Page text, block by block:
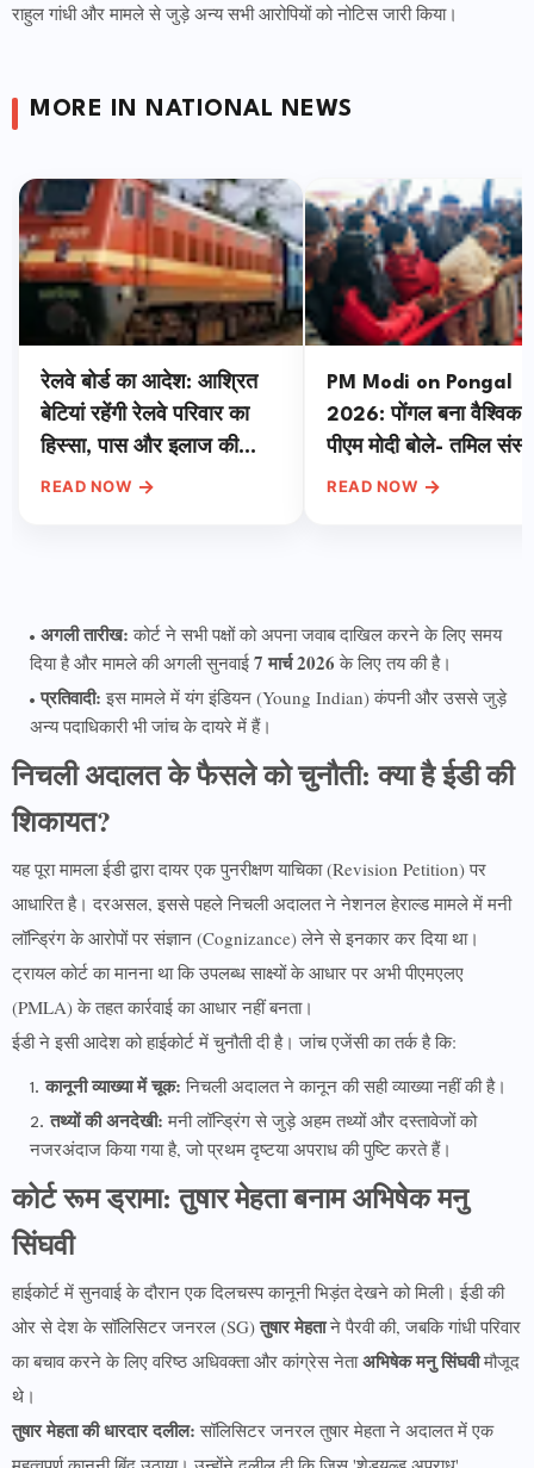
राहुल गांधी और मामले से जुड़े अन्य सभी आरोपियों को नोटिस जारी किया।
MORE IN NATIONAL NEWS
रेलवे बोर्ड का आदेश: आश्रित
बेटियां रहेंगी रेलवे परिवार का
हिस्सा, पास और इलाज की
सुविधा जारी
READ NOW →
PM Modi on Pongal
2026: पोंगल बना वैश्विक
पीएम मोदी बोले- तमिल
दुनिया की धरोहर, प्रकृति
READ NOW →
अगली तारीख: कोर्ट ने सभी पक्षों को अपना जवाब दाखिल करने के लिए समय
दिया है और मामले की अगली सुनवाई 7 मार्च 2026 के लिए तय की है।
प्रतिवादी: इस मामले में यंग इंडियन (Young Indian) कंपनी और उससे जुड़े
अन्य पदाधिकारी भी जांच के दायरे में हैं।
निचली अदालत के फैसले को चुनौती: क्या है ईडी की
शिकायत?
यह पूरा मामला ईडी द्वारा दायर एक पुनरीक्षण याचिका (Revision Petition) पर
आधारित है। दरअसल, इससे पहले निचली अदालत ने नेशनल हेराल्ड मामले में मनी
लॉन्ड्रिंग के आरोपों पर संज्ञान (Cognizance) लेने से इनकार कर दिया था।
ट्रायल कोर्ट का मानना था कि उपलब्ध साक्ष्यों के आधार पर अभी पीएमएलए
(PMLA) के तहत कार्रवाई का आधार नहीं बनता।
ईडी ने इसी आदेश को हाईकोर्ट में चुनौती दी है। जांच एजेंसी का तर्क है कि:
कानूनी व्याख्या में चूक: निचली अदालत ने कानून की सही व्याख्या नहीं की है।
तथ्यों की अनदेखी: मनी लॉन्ड्रिंग से जुड़े अहम तथ्यों और दस्तावेजों को
नजरअंदाज किया गया है, जो प्रथम दृष्टया अपराध की पुष्टि करते हैं।
कोर्ट रूम ड्रामा: तुषार मेहता बनाम अभिषेक मनु
सिंघवी
हाईकोर्ट में सुनवाई के दौरान एक दिलचस्प कानूनी भिड़ंत देखने को मिली। ईडी की
ओर से देश के सॉलिसिटर जनरल (SG)तुषार मेहताने पैरवी की, जबकि गांधी परिवार
का बचाव करने के लिए वरिष्ठ अधिवक्ता और कांग्रेस नेताअभिषेक मनु सिंघवीमौजूद
थे।
तुषार मेहता की धारदार दलील: सॉलिसिटर जनरल तुषार मेहता ने अदालत में एक